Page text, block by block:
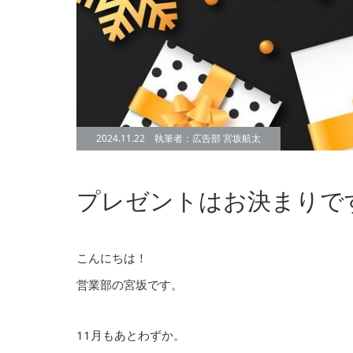
2024.11.22 執筆者：広告部 宮坂航太
プレゼントはお決まりで
こんにちは！
営業部の宮坂です。
11月もあとわずか。